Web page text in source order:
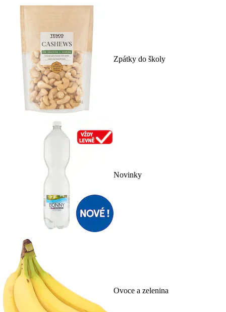
Zpátky do školy
Novinky
Ovoce a zelenina